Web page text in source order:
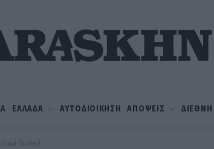
ΕΛΛΑΔΑ ΑΥΤΟΔΙΟΙΚΗΣΗ ΑΠΟΨΕΙΣ ΔΙΕΘΝΗ
(Video)